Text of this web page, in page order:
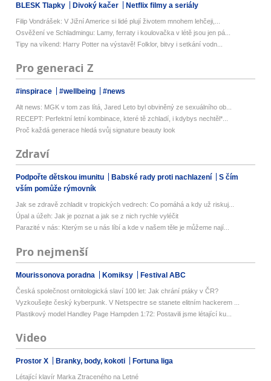
BLESK Tlapky Divoký kačer Netflix filmy a seriály
Filip Vondrášek: V Jižní Americe si lidé plují životem mnohem lehčeji,...
Osvěžení ve Schladmingu: Lamy, ferraty i koulovačka v létě jsou jen pá...
Tipy na víkend: Harry Potter na výstavě! Folklor, bitvy i setkání vodn...
Pro generaci Z
#inspirace #wellbeing #news
Alt news: MGK v tom zas lítá, Jared Leto byl obviněný ze sexuálního ob...
RECEPT: Perfektní letní kombinace, které tě zchladí, i kdybys nechtěl*...
Proč každá generace hledá svůj signature beauty look
Zdraví
Podpořte dětskou imunitu Babské rady proti nachlazení
S čím
vším pomůže rýmovník
Jak se zdravě zchladit v tropických vedrech: Co pomáhá a kdy už riskuj...
Úpal a úžeh: Jak je poznat a jak se z nich rychle vyléčit
Parazité v nás: Kterým se u nás líbí a kde v našem těle je můžeme nají...
Pro nejmenší
Mourissonova poradna Komiksy Festival ABC
Česká společnost ornitologická slaví 100 let: Jak chrání ptáky v ČR?
Vyzkoušejte český kyberpunk. V Netspectre se stanete elitním hackerem ...
Plastikový model Handley Page Hampden 1:72: Postavili jsme létající ku...
Video
Prostor X Branky, body, kokoti Fortuna liga
Létající klavír Marka Ztraceného na Letné